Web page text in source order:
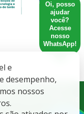
Oi, posso
ajudar
você?
Acesse
nosso
WhatsApp!
e
desempenho,
nossos
DE ESTADO DE
21.652.711/0001-10